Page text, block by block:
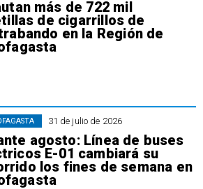
más de 722 mil
de cigarrillos de
en la Región de
31 de julio de 2026
agosto: Línea de buses
E-01 cambiará su
los fines de semana en